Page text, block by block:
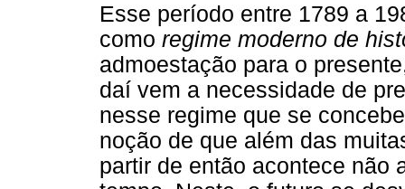
Esse período entre 1789 a
como regime moderno de
admoestação para o
daí vem a necessidade de
nesse regime que se
noção de que além das
partir de então acontece não